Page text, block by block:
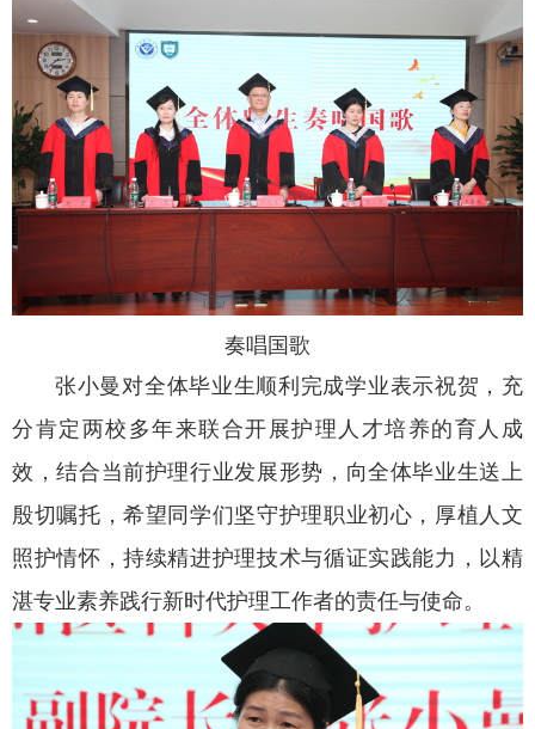
奏唱国歌
张小曼对全体毕业生顺利完成学业表示祝贺，充
分肯定两校多年来联合开展护理人才培养的育人成
效，结合当前护理行业发展形势，向全体毕业生送上
殷切嘱托，希望同学们坚守护理职业初心，厚植人文
照护情怀，持续精进护理技术与循证实践能力，以精
湛专业素养践行新时代护理工作者的责任与使命。